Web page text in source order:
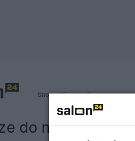
Strona główna Redakcja
do notki: Nie